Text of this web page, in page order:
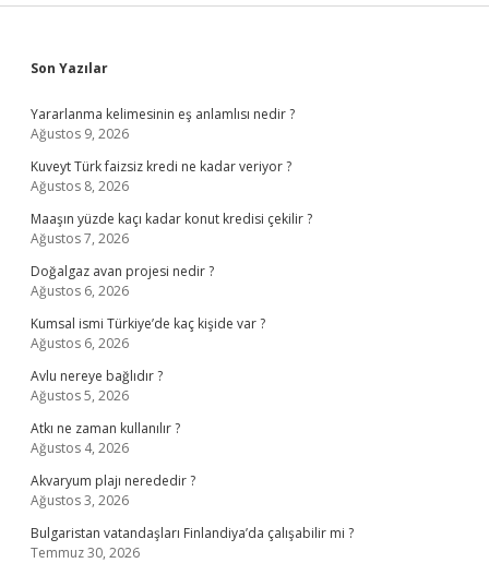
Sidebar
Son Yazılar
Yararlanma kelimesinin eş anlamlısı nedir ?
Ağustos 9, 2026
Kuveyt Türk faizsiz kredi ne kadar veriyor ?
Ağustos 8, 2026
Maaşın yüzde kaçı kadar konut kredisi çekilir ?
Ağustos 7, 2026
Doğalgaz avan projesi nedir ?
Ağustos 6, 2026
Kumsal ismi Türkiye’de kaç kişide var ?
Ağustos 6, 2026
Avlu nereye bağlıdır ?
Ağustos 5, 2026
Atkı ne zaman kullanılır ?
Ağustos 4, 2026
Akvaryum plajı nerededir ?
Ağustos 3, 2026
Bulgaristan vatandaşları Finlandiya’da çalışabilir mi ?
Temmuz 30, 2026